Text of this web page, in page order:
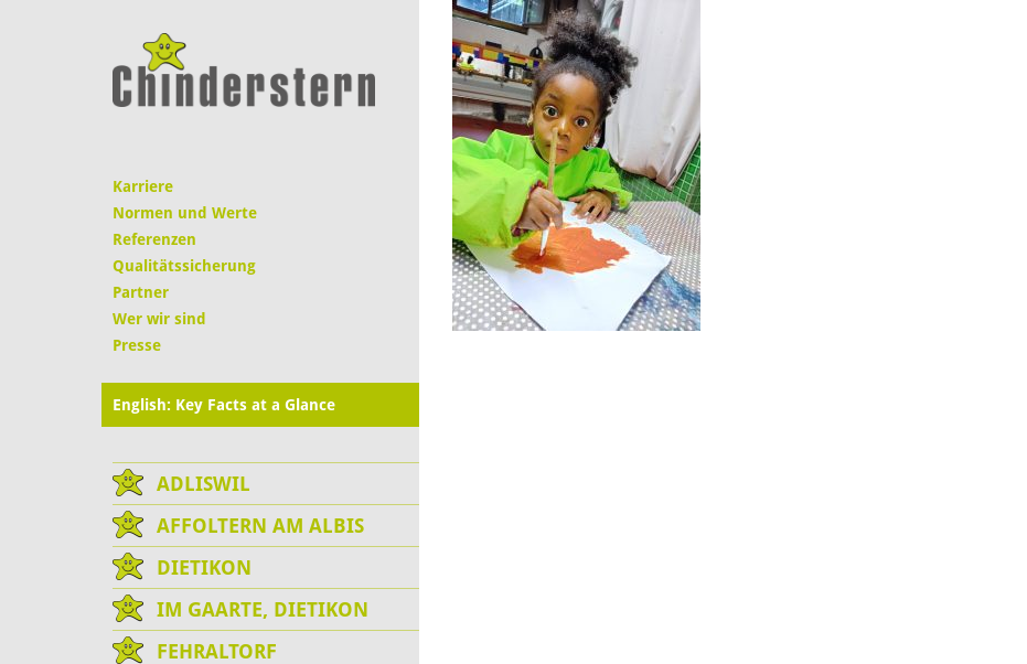
Karriere
Normen und Werte
Referenzen
Qualitätssicherung
Partner
Wer wir sind
Presse
English: Key Facts at a Glance
ADLISWIL
AFFOLTERN AM ALBIS
DIETIKON
IM GAARTE, DIETIKON
FEHRALTORF